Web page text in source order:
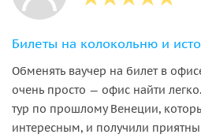
Обменять ваучер на билет в
очень просто — офис найти
тур по прошлому Венеции,
интересным, и получили